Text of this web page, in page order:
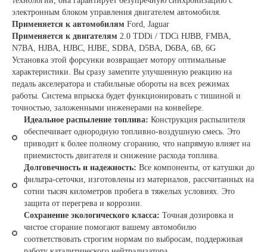
электронным блоком управления двигателем автомобиля.
Применяется к автомобилям Ford, Jaguar
Применяется к двигателям 2.0 TDDi / TDCi HJBB, FMBA,
N7BA, HJBA, HJBC, HJBE, SDBA, D5BA, D6BA, 6B, 6G
Установка этой форсунки возвращает мотору оптимальные
характеристики. Вы сразу заметите улучшенную реакцию на
педаль акселератора и стабильные обороты на всех режимах
работы. Система впрыска будет функционировать с тишиной и
точностью, заложенными инженерами на конвейере.
Идеальное распыление топлива: Конструкция распылителя
обеспечивает однородную топливно-воздушную смесь. Это
приводит к более полному сгоранию, что напрямую влияет на
приемистость двигателя и снижение расхода топлива.
Долговечность и надежность: Все компоненты, от катушки до
фильтра-сеточки, изготовлены из материалов, рассчитанных на
сотни тысяч километров пробега в тяжелых условиях. Это
защита от перегрева и коррозии.
Сохранение экологического класса: Точная дозировка и
чистое сгорание помогают вашему автомобилю
соответствовать строгим нормам по выбросам, поддерживая